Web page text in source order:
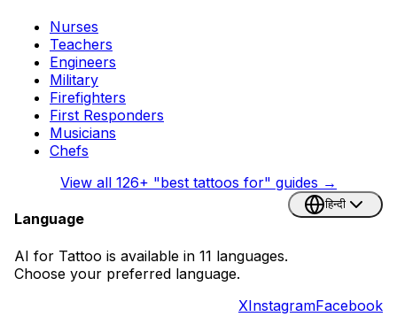
Nurses
Teachers
Engineers
Military
Firefighters
First Responders
Musicians
Chefs
View all 126+ "best tattoos for" guides →
Language
AI for Tattoo is available in 11 languages.
Choose your preferred language.
हिन्दी
XInstagramFacebook